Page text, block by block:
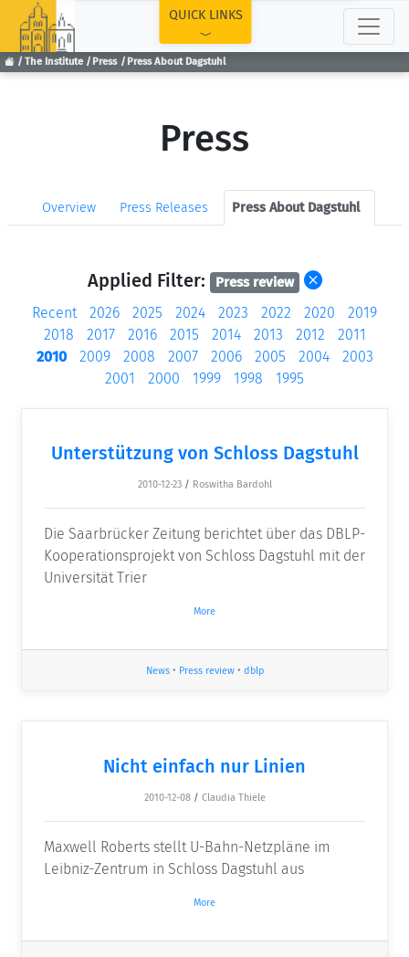
The Institute Press Press About Dagstuhl
QUICK LINKS
Press
Overview Press Releases Press About Dagstuhl
Applied Filter: Press review
Recent 2026 2025 2024 2023 2022 2020
2019
2018
2017 2016 2015 2014 2013 2012
2011
2010
2009 2008 2007 2006 2005 2004
2003
2001
2000 1999 1998 1995
Unterstützung von Schloss Dagstuhl
2010-12-23 / Roswitha Bardohl
Die Saarbrücker Zeitung berichtet über das DBLP-
Kooperationsprojekt von Schloss Dagstuhl mit der
Universität Trier
More
News• Press review• dblp
Nicht einfach nur Linien
2010-12-08 / Claudia Thiele
Maxwell Roberts stellt U-Bahn-Netzpläne im
Leibniz-Zentrum in Schloss Dagstuhl aus
More